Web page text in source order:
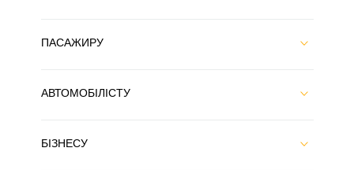
ПАСАЖИРУ
АВТОМОБІЛІСТУ
БІЗНЕСУ